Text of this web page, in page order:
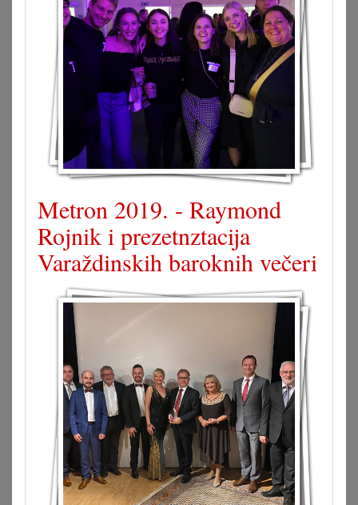
Metron 2019. - Raymond
Rojnik i prezetnztacija
Varaždinskih baroknih večeri